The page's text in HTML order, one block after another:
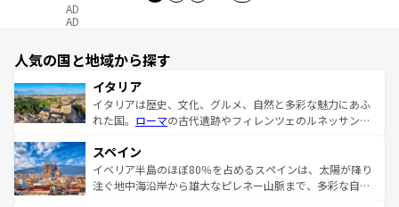
AD
AD
人気の国と地域から探す
イタリア
イタリアは歴史、文化、グルメ、自然と多彩な魅力にあふ
れた国。 ローマの古代遺跡やフィレンツェのルネッサンス
ろん、トスカーナの美しい田園風景やアマルフィ海岸の絶
景など、自然景観も見逃せない。観光の合間には、本場の
ピザやパスタなど、絶品のイタリア料理を堪能することも
スペイン
イベリア半島のほぼ80％を占めるスペインは、太陽が降り
注ぐ地中海沿岸から雄大なピレネー山脈まで、多彩な自然